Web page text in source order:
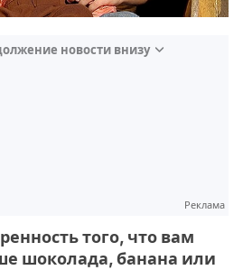
новости внизу
Реклама
того, что вам
шоколада, банана или